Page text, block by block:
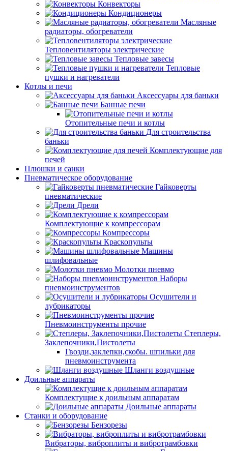
Конвекторы
Кондиционеры
Масляные
радиаторы, обогреватели
Тепловентиляторы электрические
Тепловые завесы
Тепловые
пушки и нагреватели
Котлы и печи
Аксессуары для баньки
Банные печи
Отопительные печи и котлы
Для строительства
баньки
Комплектующие для
печей
Плюшки и санки
Пневматическое оборудование
Гайковерты
пневматические
Дрели
Комплектующие к компрессорам
Компрессоры
Краскопульты
Машины
шлифовальные
Молотки пневмо
Наборы
пневмоинструментов
Осушители и
лубрикаторы
Пневмоинструменты прочие
Степлеры,
Заклепочники,Пистолеты
Гвозди,заклепки,скобы. шпильки для
пневмоинструмента
Шланги воздушные
Доильные аппараты
Комплектущие к доильным аппаратам
Доильные аппараты
Станки и оборудование
Бензорезы
Вибраторы, виброплиты и вибротрамбовки